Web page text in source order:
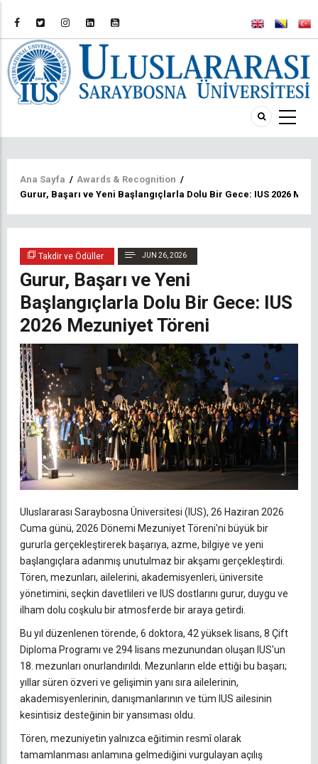
Sayfa
yolu
Ana Sayfa / Awards & Recognition /
Gurur, Başarı ve Yeni Başlangıçlarla Dolu Bir Gece: IUS 2026
Takdir ve Ödüller JUN 26, 2026
Gurur, Başarı ve Yeni
Başlangıçlarla Dolu Bir Gece: IUS
2026 Mezuniyet Töreni
Uluslararası Saraybosna Üniversitesi (IUS), 26 Haziran 2026
Cuma günü, 2026 Dönemi Mezuniyet Töreni'ni büyük bir
gururla gerçekleştirerek başarıya, azme, bilgiye ve yeni
başlangıçlara adanmış unutulmaz bir akşamı gerçekleştirdi.
Tören, mezunları, ailelerini, akademisyenleri, üniversite
yönetimini, seçkin davetlileri ve IUS dostlarını gurur, duygu ve
ilham dolu coşkulu bir atmosferde bir araya getirdi.
Bu yıl düzenlenen törende, 6 doktora, 42 yüksek lisans, 8 Çift
Diploma Programı ve 294 lisans mezunundan oluşan IUS'un
18. mezunları onurlandırıldı. Mezunların elde ettiği bu başarı;
yıllar süren özveri ve gelişimin yanı sıra ailelerinin,
akademisyenlerinin, danışmanlarının ve tüm IUS ailesinin
kesintisiz desteğinin bir yansıması oldu.
Tören, mezuniyetin yalnızca eğitimin resmî olarak
tamamlanması anlamına gelmediğini vurgulayan açılış